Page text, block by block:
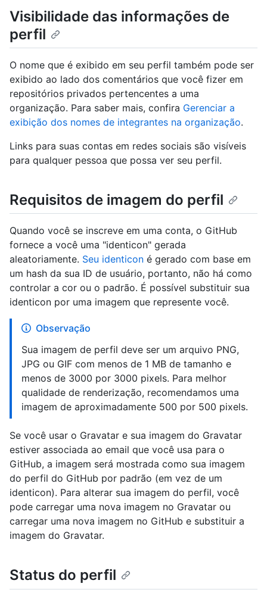
Visibilidade das informações de
perfil
O nome que é exibido em seu perfil também pode ser
exibido ao lado dos comentários que você fizer em
repositórios privados pertencentes a uma
organização. Para saber mais, confira Gerenciar a
exibição dos nomes de integrantes na organização.
Links para suas contas em redes sociais são visíveis
para qualquer pessoa que possa ver seu perfil.
Requisitos de imagem do perfil
Quando você se inscreve em uma conta, o GitHub
fornece a você uma "identicon" gerada
aleatoriamente. Seu identicon é gerado com base em
um hash da sua ID de usuário, portanto, não há como
controlar a cor ou o padrão. É possível substituir sua
identicon por uma imagem que represente você.
Observação
Sua imagem de perfil deve ser um arquivo PNG,
JPG ou GIF com menos de 1 MB de tamanho e
menos de 3000 por 3000 pixels. Para melhor
qualidade de renderização, recomendamos uma
imagem de aproximadamente 500 por 500 pixels.
Se você usar o Gravatar e sua imagem do Gravatar
estiver associada ao email que você usa para o
GitHub, a imagem será mostrada como sua imagem
do perfil do GitHub por padrão (em vez de um
identicon). Para alterar sua imagem do perfil, você
pode carregar uma nova imagem no Gravatar ou
carregar uma nova imagem no GitHub e substituir a
imagem do Gravatar.
Status do perfil